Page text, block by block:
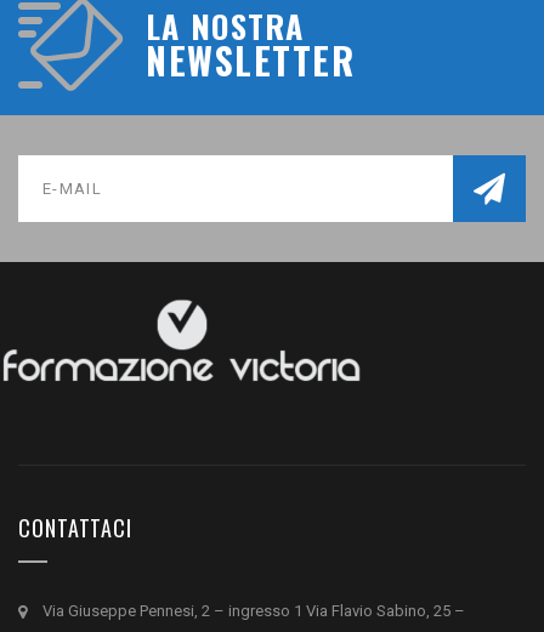
LA NOSTRA
NEWSLETTER
CONTATTACI
Via Giuseppe Pennesi, 2 – ingresso 1 Via Flavio Sabino, 25 –